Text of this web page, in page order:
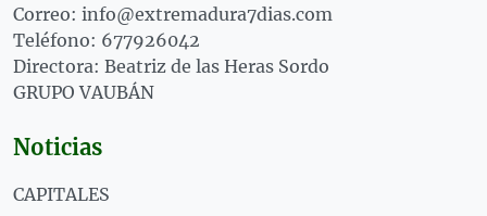
Correo: info@extremadura7dias.com
Teléfono: 677926042
Directora: Beatriz de las Heras Sordo
GRUPO VAUBÁN
Noticias
CAPITALES